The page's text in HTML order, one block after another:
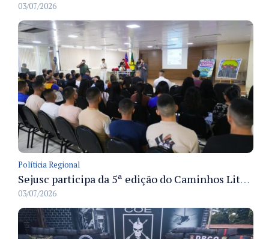
03/07/2026
Políticia Regional
Sejusc participa da 5ª edição do Caminhos Literários com foco na cultura hip-hop nas unidades socioeducativas
03/07/2026